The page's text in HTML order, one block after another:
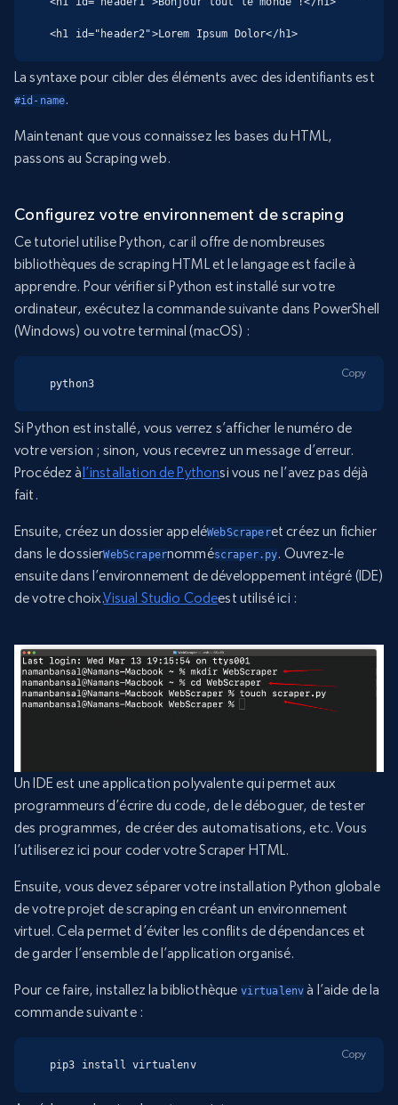
<h1 id="header2">Lorem Ipsum Dolor</h1>
La syntaxe pour cibler des éléments avec des identifiants est
#id-name.
Maintenant que vous connaissez les bases du HTML,
passons au Scraping web.
Configurez votre environnement de scraping
Ce tutoriel utilise Python, car il offre de nombreuses
bibliothèques de scraping HTML et le langage est facile à
apprendre. Pour vérifier si Python est installé sur votre
ordinateur, exécutez la commande suivante dans PowerShell
(Windows) ou votre terminal (macOS) :
python3
Copy
Si Python est installé, vous verrez s’afficher le numéro de
votre version ; sinon, vous recevrez un message d’erreur.
Procédez àl’installation de Pythonsi vous ne l’avez pas déjà
fait.
Ensuite, créez un dossier appeléWebScraperet créez un fichier
dans le dossierWebScrapernomméscraper.py. Ouvrez-le
ensuite dans l’environnement de développement intégré (IDE)
de votre choix.Visual Studio Codeest utilisé ici :
Un IDE est une application polyvalente qui permet aux
programmeurs d’écrire du code, de le déboguer, de tester
des programmes, de créer des automatisations, etc. Vous
l’utiliserez ici pour coder votre Scraper HTML.
Ensuite, vous devez séparer votre installation Python globale
de votre projet de scraping en créant un environnement
virtuel. Cela permet d’éviter les conflits de dépendances et
de garder l’ensemble de l’application organisé.
Pour ce faire, installez la bibliothèque virtualenv à l’aide de la
commande suivante :
pip3 install virtualenv
Copy